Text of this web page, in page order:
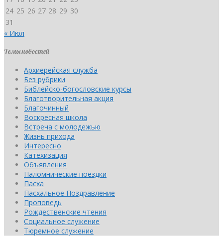
24 25 26 27 28 29 30
31
« Июл
Темы новостей
Архиерейская служба
Без рубрики
Библейско-богословские курсы
Благотворительная акция
Благочинный
Воскресная школа
Встреча с молодежью
Жизнь прихода
Интересно
Катехизация
Объявления
Паломнические поездки
Пасха
Пасхальное Поздравление
Проповедь
Рождественские чтения
Социальное служение
Тюремное служение